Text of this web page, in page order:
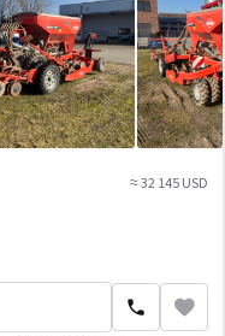
≈ 32 145 USD